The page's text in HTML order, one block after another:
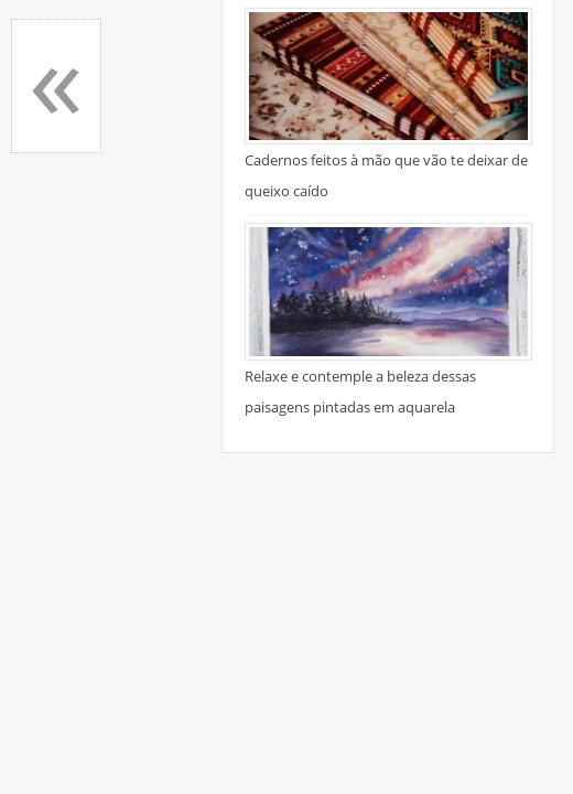
Cadernos feitos à mão que vão te deixar de
queixo caído
Relaxe e contemple a beleza dessas
paisagens pintadas em aquarela
«